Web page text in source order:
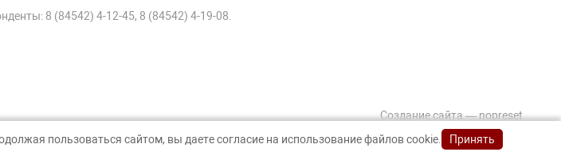
8 (84542) 4-12-45, 8 (84542) 4-19-08.
Создание сайта — nopreset
пользоваться сайтом, вы даете согласие на использование файлов cookie.
Принять